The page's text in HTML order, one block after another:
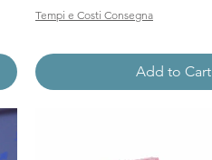
Tempi e Costi Consegna
Add to Cart